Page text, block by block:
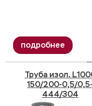
Труба изол.
150/200-0,5/0,5-
444/304